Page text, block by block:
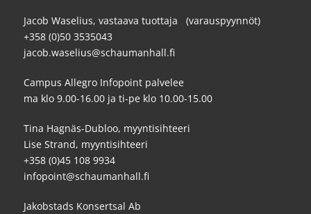
Jacob Waselius, vastaava tuottaja (varauspyynnöt)
+358 (0)50 3535043
jacob.waselius@schaumanhall.fi
Campus Allegro Infopoint palvelee
ma klo 9.00-16.00 ja ti-pe klo 10.00-15.00
Tina Hagnäs-Dubloo, myyntisihteeri
Lise Strand, myyntisihteeri
+358 (0)45 108 9934
infopoint@schaumanhall.fi
Jakobstads Konsertsal Ab